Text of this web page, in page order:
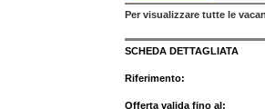
Per visualizzare tutte le
SCHEDA DETTAGLIATA
Riferimento:
Offerta valida fino al: